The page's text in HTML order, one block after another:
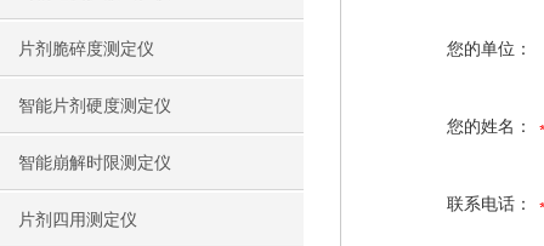
片剂脆碎度测定仪
智能片剂硬度测定仪
智能崩解时限测定仪
片剂四用测定仪
您的单位：
您的姓名：
联系电话：